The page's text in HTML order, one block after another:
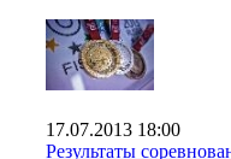
17.07.2013 18:00
Результаты